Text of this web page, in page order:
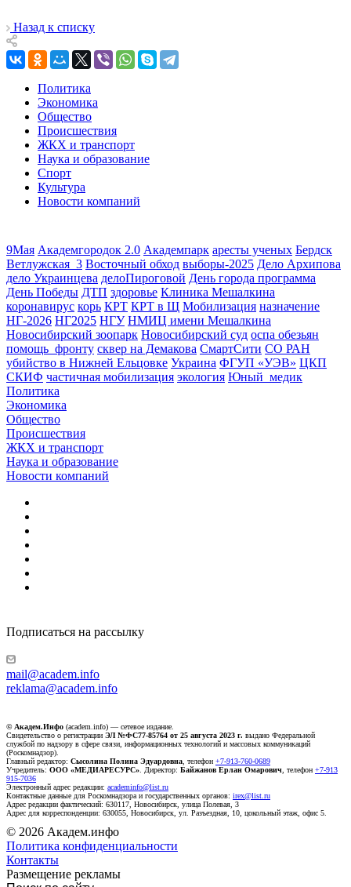
Назад к списку
Политика
Экономика
Общество
Происшествия
ЖКХ и транспорт
Наука и образование
Спорт
Культура
Новости компаний
9Мая Академгородок 2.0 Академпарк аресты ученых Бердск
Ветлужская_3 Восточный обход выборы-2025 Дело Архипова
дело Украинцева делоПироговой День города программа
День Победы ДТП здоровье Клиника Мешалкина
коронавирус корь КРТ КРТ в Щ Мобилизация назначение
НГ-2026 НГ2025 НГУ НМИЦ имени Мешалкина
Новосибирский зоопарк Новосибирский суд оспа обезьян
помощь_фронту сквер на Демакова СмартСити СО РАН
убийство в Нижней Ельцовке Украина ФГУП «УЭВ» ЦКП
СКИФ частичная мобилизация экология Юный_медик
Политика
Экономика
Общество
Происшествия
ЖКХ и транспорт
Наука и образование
Новости компаний
Подписаться на рассылку
mail@academ.info
reklama@academ.info
© Академ.Инфо (academ.info) — сетевое издание.
Свидетельство о регистрации ЭЛ №ФС77-85764 от 25 августа 2023 г. выдано Федеральной
службой по надзору в сфере связи, информационных технологий и массовых коммуникаций
(Роскомнадзор).
Главный редактор: Сысолина Полина Эдуардовна , телефон +7-913-760-0689
Учредитель: ООО «МЕДИАРЕСУРС» . Директор: Байжанов Ерлан Омарович , телефон +7-913
915-7036
Электронный адрес редакции: academinfo@list.ru
Контактные данные для Роскомнадзора и государственных органов: irex@list.ru
Адрес редакции фактический: 630117, Новосибирск, улица Полевая, 3
Адрес для корреспонденции: 630055, Новосибирск, ул. Разъездная, 10, цокольный этаж, офис 5.
© 2026 Академ.инфо
Политика конфиденциальности
Контакты
Размещение рекламы